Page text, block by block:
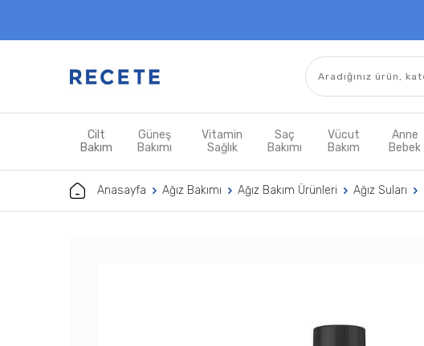
Cilt
Bakım
Güneş
Bakımı
Vitamin
Sağlık
Saç
Bakımı
Vücut
Bakım
Anne
Bebek
Anasayfa Ağız Bakımı Ağız Bakım Ürünleri Ağız Suları